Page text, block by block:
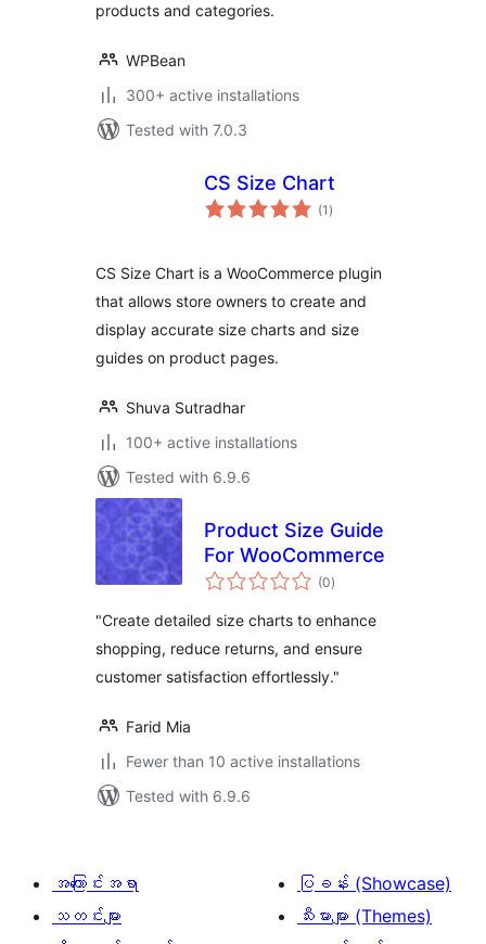
products and categories.
WPBean
300+ active installations
Tested with 7.0.3
CS Size Chart
(1 total
ratings
)
CS Size Chart is a WooCommerce plugin
that allows store owners to create and
display accurate size charts and size
guides on product pages.
Shuva Sutradhar
100+ active installations
Tested with 6.9.6
Product Size Guide
For WooCommerce
(0total
ratings
)
"Create detailed size charts to enhance
shopping, reduce returns, and ensure
customer satisfaction effortlessly."
Farid Mia
Fewer than 10 active installations
Tested with 6.9.6
အကြောင်းအရာ
သတင်းများ
ပြခန်း (Showcase)
သီးမားများ (Themes)